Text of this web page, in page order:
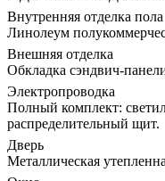
Внутренняя отделка пола
Линолеум
Внешняя отделка
Обкладка сэндвич-
Электропроводка
Полный комплект:
распределительный щит.
Дверь
Металлическая